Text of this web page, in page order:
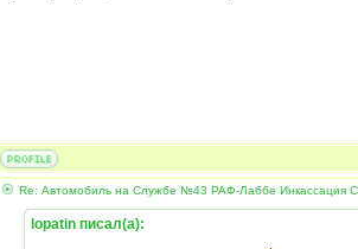
Re: Автомобиль на Службе №43 РАФ-Лаббе Инкассация
lopatin писал(а):